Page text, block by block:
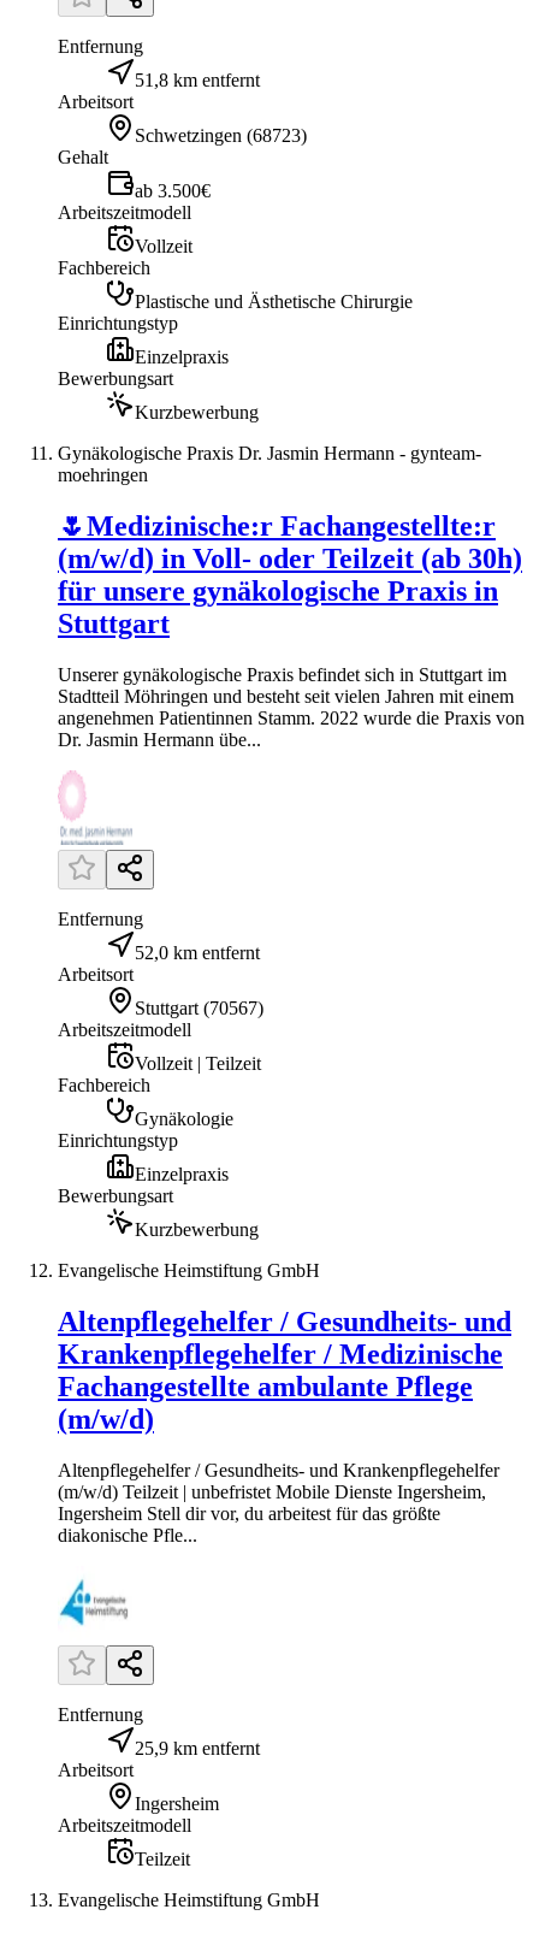
Entfernung
51,8 km entfernt
Arbeitsort
Schwetzingen (68723)
Gehalt
ab 3.500€
Arbeitszeitmodell
Vollzeit
Fachbereich
Plastische und Ästhetische Chirurgie
Einrichtungstyp
Einzelpraxis
Bewerbungsart
Kurzbewerbung
Gynäkologische Praxis Dr. Jasmin Hermann - gynteam-
moehringen
🌷Medizinische:r Fachangestellte:r
(m/w/d) in Voll- oder Teilzeit (ab 30h)
für unsere gynäkologische Praxis in
Stuttgart
Unserer gynäkologische Praxis befindet sich in Stuttgart im
Stadtteil Möhringen und besteht seit vielen Jahren mit einem
angenehmen Patientinnen Stamm. 2022 wurde die Praxis von
Dr. Jasmin Hermann übe...
Entfernung
52,0 km entfernt
Arbeitsort
Stuttgart (70567)
Arbeitszeitmodell
Vollzeit | Teilzeit
Fachbereich
Gynäkologie
Einrichtungstyp
Einzelpraxis
Bewerbungsart
Kurzbewerbung
Evangelische Heimstiftung GmbH
Altenpflegehelfer / Gesundheits- und
Krankenpflegehelfer / Medizinische
Fachangestellte ambulante Pflege
(m/w/d)
Altenpflegehelfer / Gesundheits- und Krankenpflegehelfer
(m/w/d) Teilzeit | unbefristet Mobile Dienste Ingersheim,
Ingersheim Stell dir vor, du arbeitest für das größte
diakonische Pfle...
Entfernung
25,9 km entfernt
Arbeitsort
Ingersheim
Arbeitszeitmodell
Teilzeit
Evangelische Heimstiftung GmbH